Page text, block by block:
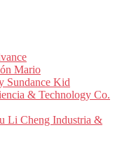
Mario
Sundance Kid
& Technology Co.
Li Cheng Industria &